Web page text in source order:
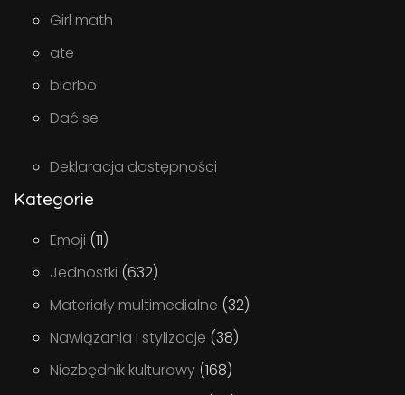
Girl math
ate
blorbo
Dać se
Deklaracja dostępności
Kategorie
Emoji (11)
Jednostki (632)
Materiały multimedialne (32)
Nawiązania i stylizacje (38)
Niezbędnik kulturowy (168)